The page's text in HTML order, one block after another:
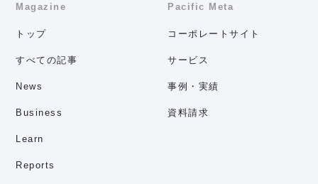
Magazine
トップ
すべての記事
News
Business
Learn
Reports
Pacific Meta
コーポレートサイト
サービス
事例・実績
資料請求